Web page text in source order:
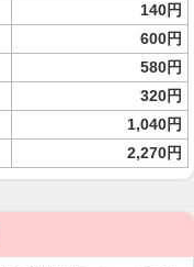
140円
600円
580円
320円
1,040円
2,270円